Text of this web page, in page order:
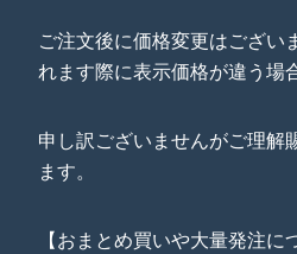
ご注文後に価格変更はござい
れます際に表示価格が違う場
申し訳ございませんがご理解
ます。
【おまとめ買いや大量発注